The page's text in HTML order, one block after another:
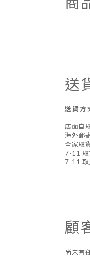
送
送貨方
店面自
海外郵
全家取
7-11 取
7-11 取
顧
尚未有